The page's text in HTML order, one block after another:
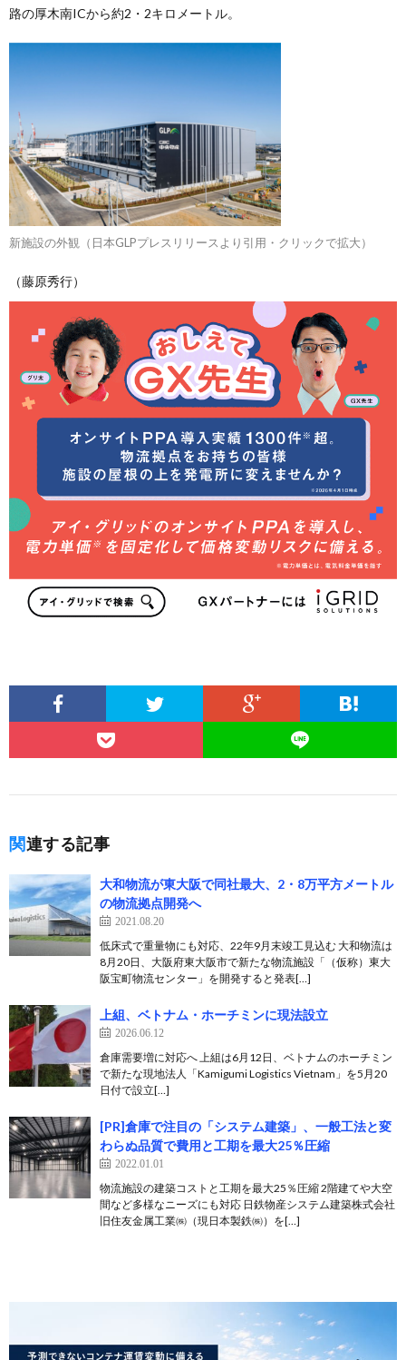
路の厚木南ICから約2・2キロメートル。
新施設の外観（日本GLPプレスリリースより引用・クリックで拡大）
（藤原秀行）
関連する記事
大和物流が東大阪で同社最大、2・8万平方メートル
の物流拠点開発へ
2021.08.20
低床式で重量物にも対応、22年9月末竣工見込む 大和物流は
8月20日、大阪府東大阪市で新たな物流施設「（仮称）東大
阪宝町物流センター」を開発すると発表[…]
上組、ベトナム・ホーチミンに現法設立
2026.06.12
倉庫需要増に対応へ 上組は6月12日、ベトナムのホーチミン
で新たな現地法人「Kamigumi Logistics Vietnam」を5月20
日付で設立[…]
[PR]倉庫で注目の「システム建築」、一般工法と変
わらぬ品質で費用と工期を最大25％圧縮
2022.01.01
物流施設の建築コストと工期を最大25％圧縮 2階建てや大空
間など多様なニーズにも対応 日鉄物産システム建築株式会社
旧住友金属工業㈱（現日本製鉄㈱）を[…]